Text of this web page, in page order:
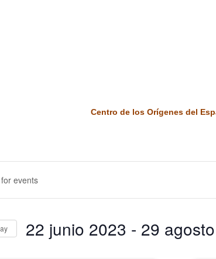
Centro de los Orígenes del
22 junio 2023 - 29